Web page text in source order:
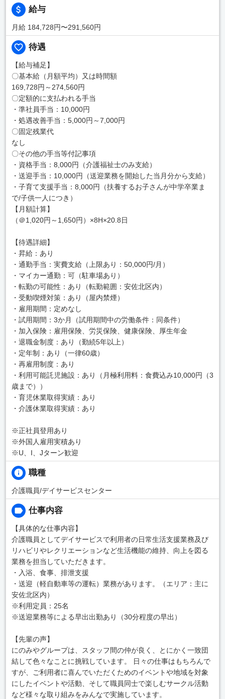
給与
月給 184,728円〜291,560円
待遇
【給与補足】
〇基本給（月額平均）又は時間額
169,728円～274,560円
〇定額的に支払われる手当
・準社員手当：10,000円
・処遇改善手当：5,000円～7,000円
〇固定残業代
なし
〇その他の手当等付記事項
・資格手当：8,000円（介護福祉士のみ支給）
・送迎手当：10,000円（送迎業務を開始した当月分から支給）
・子育て支援手当：8,000円（扶養するお子さんが中学卒業ま
で/子供一人につき）
【月額計算】
（＠1,020円～1,650円）×8H×20.8日
【待遇詳細】
・昇給：あり
・通勤手当：実費支給（上限あり：50,000円/月）
・マイカー通勤：可（駐車場あり）
・転勤の可能性：あり（転勤範囲：安佐北区内）
・受動喫煙対策：あり（屋内禁煙）
・雇用期間：定めなし
・試用期間：3か月（試用期間中の労働条件：同条件）
・加入保険：雇用保険、労災保険、健康保険、厚生年金
・退職金制度：あり（勤続5年以上）
・定年制：あり（一律60歳）
・再雇用制度：あり
・利用可能託児施設：あり（月極利用料：食費込み10,000円（3
歳まで））
・育児休業取得実績：あり
・介護休業取得実績：あり
※正社員登用あり
※外国人雇用実積あり
※U、I、Jターン歓迎
職種
介護職員/デイサービスセンター
仕事内容
【具体的な仕事内容】
介護職員としてデイサービスで利用者の日常生活支援業務及び
リハビリやレクリエーションなど生活機能の維持、向上を図る
業務を担当していただきます。
・入浴、食事、排泄支援
・送迎（軽自動車等の運転）業務があります。（エリア：主に
安佐北区内）
※利用定員：25名
※送迎業務等による早出出勤あり（30分程度の早出）
【先輩の声】
にのみやグループは、スタッフ間の仲が良く、とにかく一致団
結して色々なことに挑戦しています。 日々の仕事はもちろんで
すが、ご利用者に喜んでいただくためのイベントや地域を対象
にしたイベントや活動、そして職員同士で楽しむサークル活動
など様々な取り組みをみんなで実施しています。